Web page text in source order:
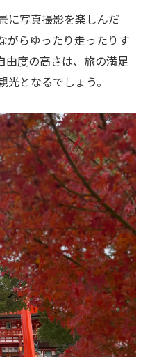
に写真撮影を楽しんだ
がらゆったり走ったりす
由度の高さは、旅の満足
となるでしょう。